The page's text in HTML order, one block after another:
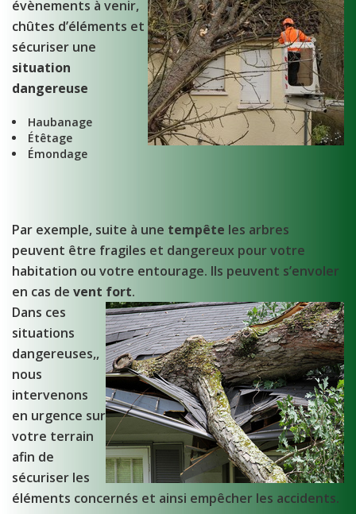
évènements à venir,
chûtes d’éléments et
sécuriser une
situation
dangereuse
Haubanage
Étêtage
Émondage
Par exemple, suite à une tempête les arbres
peuvent être fragiles et dangereux pour votre
habitation ou votre entourage. Ils peuvent s’envoler
en cas de vent fort.
Dans ces
situations
dangereuses,,
nous
intervenons
en urgence sur
votre terrain
afin de
sécuriser les
éléments concernés et ainsi empêcher les accidents.